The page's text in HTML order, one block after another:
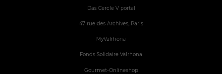
Das Cercle V portal
47 rue des Archives, Paris
MyValrhona
Fonds Solidaire Valrhona
Gourmet-Onlineshop